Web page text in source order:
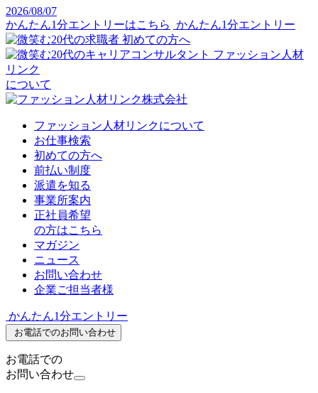
2026/08/07
かんたん1分エントリーはこちら かんたん1分エントリー
初めての方へ
ファッション人材
リンク
について
ファッション人材リンクについて
お仕事検索
初めての方へ
前払い制度
派遣を知る
事業所案内
正社員希望
の方はこちら
マガジン
ニュース
お問い合わせ
企業ご担当者様
かんたん1分エントリー
お電話でのお問い合わせ
お電話での
お問い合わせ